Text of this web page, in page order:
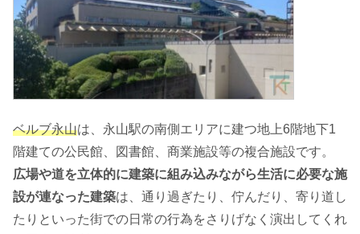
ベルブ永山は、永山駅の南側エリアに建つ地上6階地下1
階建ての公民館、図書館、商業施設等の複合施設です。
広場や道を立体的に建築に組み込みながら生活に必要な施
設が連なった建築は、通り過ぎたり、佇んだり、寄り道し
たりといった街での日常の行為をさりげなく演出してくれ